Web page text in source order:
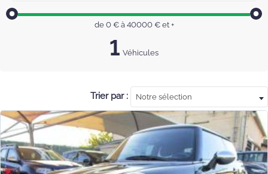
de 0€ à 40000€ et +
1 Véhicules
Trier par : Notre sélection